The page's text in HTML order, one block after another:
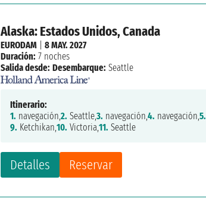
Alaska: Estados Unidos, Canada
Detalles Reservar
EURODAM |8 MAY. 2027
Duración: 7 noches
Salida desde: Desembarque: Seattle
Itinerario:
1. navegación,2. Seattle,3. navegación,4. navegación,5.
9. Ketchikan,10. Victoria,11. Seattle